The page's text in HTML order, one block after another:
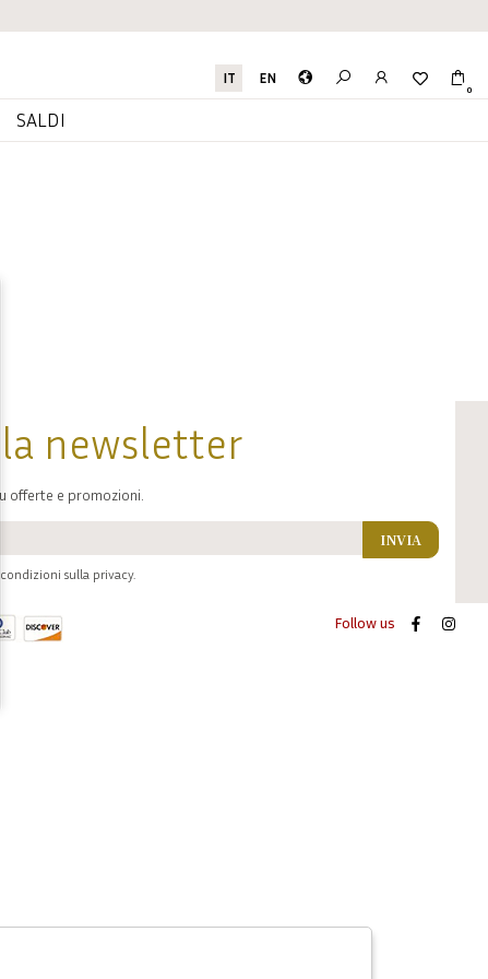
IT EN
0
SALDI
newsletter
offerte e promozioni.
sulla privacy.
INVIA
Follow us